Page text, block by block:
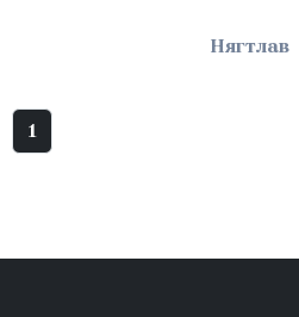
Нягтлав
1